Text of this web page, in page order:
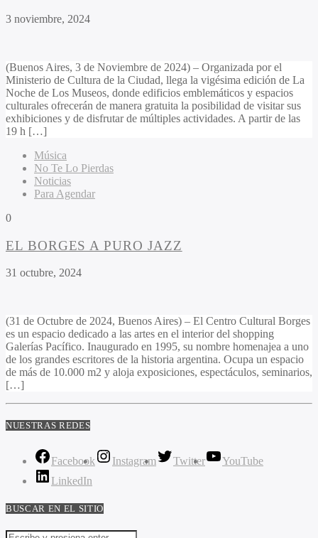
3 noviembre, 2024
(Buenos Aires, 3 de Noviembre de 2024) – Organizada por el
Ministerio de Cultura de la Ciudad, llega la vigésima edición de La
Noche de Los Museos, donde edificios emblemáticos y espacios
culturales ofrecerán de manera gratuita la posibilidad de visitar sus
exhibiciones y de disfrutar de múltiples actividades. A partir de las
19 h […]
Música
No Te Lo Pierdas
Noticias
Para Agendar
0
EL BORGES A PURO JAZZ
31 octubre, 2024
(31 de Octubre de 2024, Buenos Aires) – El Centro Cultural Borges
es un espacio dedicado a las artes en el interior del shopping
Galerías Pacífico. Inaugurado en 1995, su nombre homenajea a uno
de los grandes escritores de la historia argentina. Ocupa un espacio
de más de 10.000 m2 y aloja exposiciones, espectáculos, seminarios,
[…]
NUESTRAS REDES
Facebook Instagram Twitter
YouTube
LinkedIn
BUSCAR EN EL SITIO